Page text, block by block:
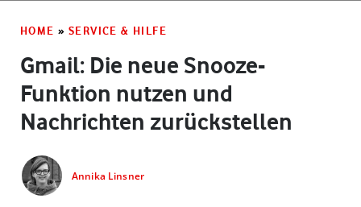
HOME » SERVICE & HILFE
Gmail: Die neue Snooze-
Funktion nutzen und
Nachrichten zurückstellen
Annika Linsner